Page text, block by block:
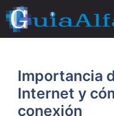
Saltar
al
contenido
Importancia
Internet y
conexión